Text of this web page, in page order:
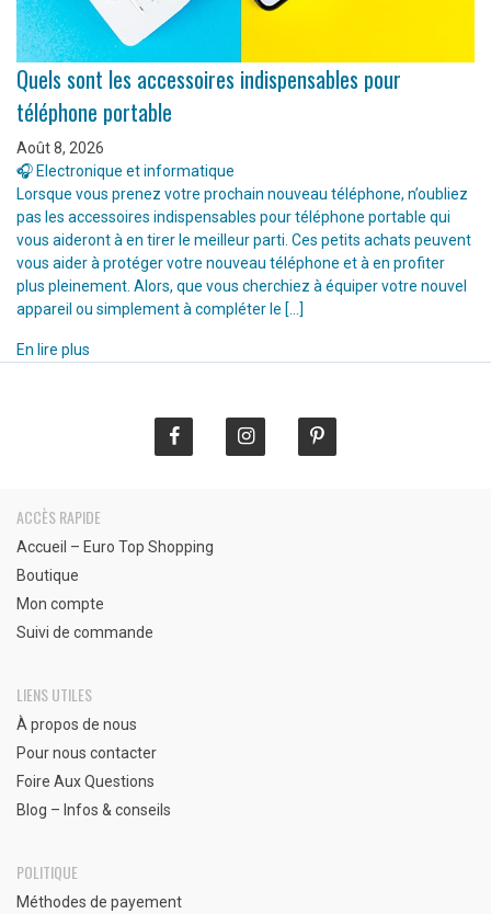
Quels sont les accessoires indispensables pour
téléphone portable
Août 8, 2026
🎧 Electronique et informatique
Lorsque vous prenez votre prochain nouveau téléphone, n’oubliez
pas les accessoires indispensables pour téléphone portable qui
vous aideront à en tirer le meilleur parti. Ces petits achats peuvent
vous aider à protéger votre nouveau téléphone et à en profiter
plus pleinement. Alors, que vous cherchiez à équiper votre nouvel
appareil ou simplement à compléter le […]
En lire plus
ACCÈS RAPIDE
Accueil – Euro Top Shopping
Boutique
Mon compte
Suivi de commande
LIENS UTILES
À propos de nous
Pour nous contacter
Foire Aux Questions
Blog – Infos & conseils
POLITIQUE
Méthodes de payement